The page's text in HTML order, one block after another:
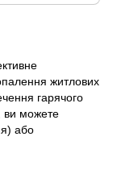
житлових
гарячого
ви можете
або